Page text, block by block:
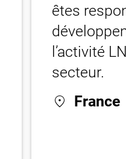
êtes
l’activité
secteur.
location_on France